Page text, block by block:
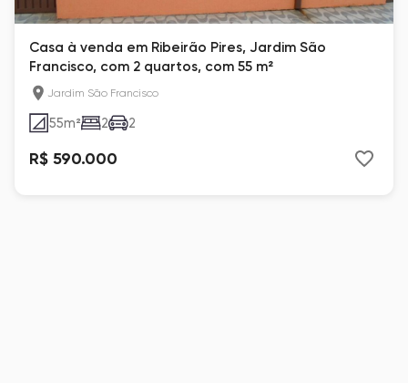
Casa à venda em Ribeirão Pires, Jardim São
Francisco, com 2 quartos, com 55 m²
Jardim São Francisco
55m² 2 2
R$ 590.000